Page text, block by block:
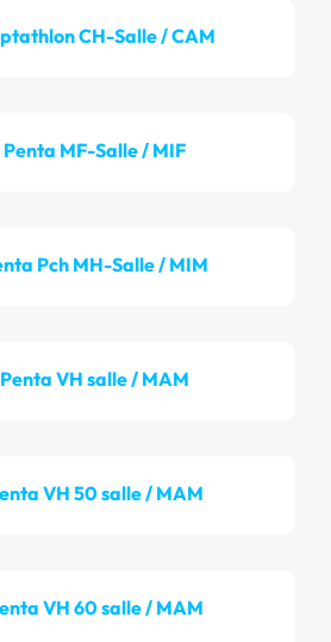
CH-Salle / CAM
Penta MF-Salle / MIF
Pch MH-Salle / MIM
Penta VH salle / MAM
VH 50 salle / MAM
VH 60 salle / MAM